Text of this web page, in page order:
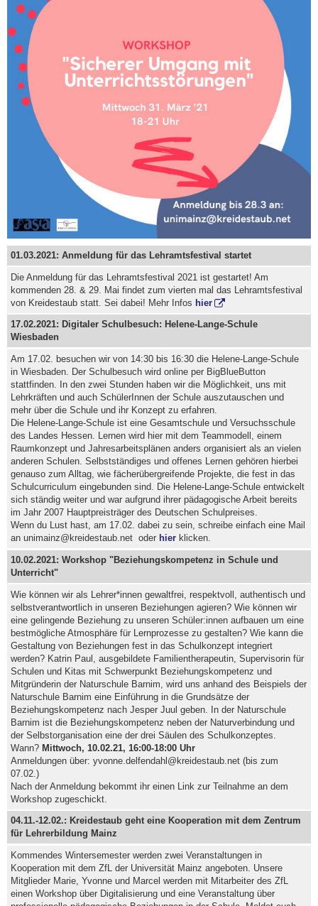
01.03.2021: Anmeldung für das Lehramtsfestival startet
Die Anmeldung für das Lehramtsfestival 2021 ist gestartet! Am
kommenden 28. & 29. Mai findet zum vierten mal das Lehramtsfestival
von Kreidestaub statt. Sei dabei! Mehr Infos hier
17.02.2021: Digitaler Schulbesuch: Helene-Lange-Schule
Wiesbaden
Am 17.02. besuchen wir von 14:30 bis 16:30 die Helene-Lange-Schule
in Wiesbaden. Der Schulbesuch wird online per BigBlueButton
stattfinden. In den zwei Stunden haben wir die Möglichkeit, uns mit
Lehrkräften und auch SchülerInnen der Schule auszutauschen und
mehr über die Schule und ihr Konzept zu erfahren.
Die Helene-Lange-Schule ist eine Gesamtschule und Versuchsschule
des Landes Hessen. Lernen wird hier mit dem Teammodell, einem
Raumkonzept und Jahresarbeitsplänen anders organisiert als an vielen
anderen Schulen. Selbstständiges und offenes Lernen gehören hierbei
genauso zum Alltag, wie fächerübergreifende Projekte, die fest in das
Schulcurriculum eingebunden sind. Die Helene-Lange-Schule entwickelt
sich ständig weiter und war aufgrund ihrer pädagogische Arbeit bereits
im Jahr 2007 Hauptpreisträger des Deutschen Schulpreises.
Wenn du Lust hast, am 17.02. dabei zu sein, schreibe einfach eine Mail
an unimainz@kreidestaub.net oder hier klicken.
10.02.2021: Workshop "Beziehungskompetenz in Schule und
Unterricht"
Wie können wir als Lehrer*innen gewaltfrei, respektvoll, authentisch und
selbstverantwortlich in unseren Beziehungen agieren? Wie können wir
eine gelingende Beziehung zu unseren Schüler:innen aufbauen um eine
bestmögliche Atmosphäre für Lernprozesse zu gestalten? Wie kann die
Gestaltung von Beziehungen fest in das Schulkonzept integriert
werden? Katrin Paul, ausgebildete Familientherapeutin, Supervisorin für
Schulen und Kitas mit Schwerpunkt Beziehungskompetenz und
Mitgründerin der Naturschule Barnim, wird uns anhand des Beispiels der
Naturschule Barnim eine Einführung in die Grundsätze der
Beziehungskompetenz nach Jesper Juul geben. In der Naturschule
Barnim ist die Beziehungskompetenz neben der Naturverbindung und
der Selbstorganisation eine der drei Säulen des Schulkonzeptes.
Wann?Mittwoch, 10.02.21, 16:00-18:00 Uhr
Anmeldungen über: yvonne.delfendahl@kreidestaub.net (bis zum
07.02.)
Nach der Anmeldung bekommt ihr einen Link zur Teilnahme an dem
Workshop zugeschickt.
04.11.-12.02.: Kreidestaub geht eine Kooperation mit dem Zentrum
für Lehrerbildung Mainz
Kommendes Wintersemester werden zwei Veranstaltungen in
Kooperation mit dem ZfL der Universität Mainz angeboten. Unsere
Mitglieder Marie, Yvonne und Marcel werden mit Mitarbeiter des ZfL
einen Workshop über Digitalisierung und eine Veranstaltung über